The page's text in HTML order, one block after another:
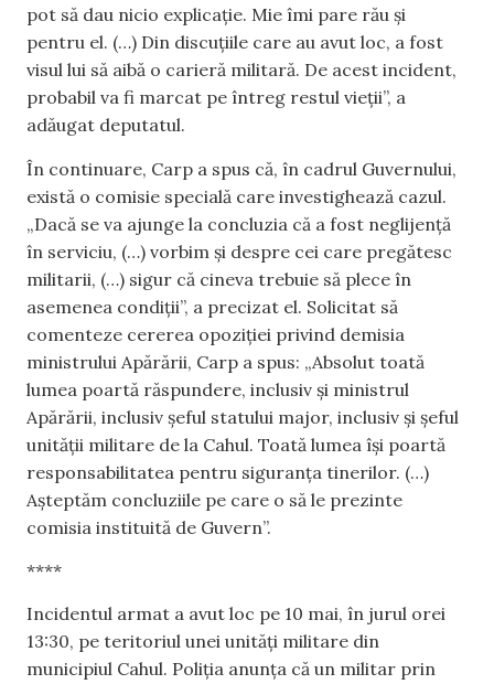
pot să dau nicio explicație. Mie îmi pare rău și
pentru el. (…) Din discuțiile care au avut loc, a fost
visul lui să aibă o carieră militară. De acest incident,
probabil va fi marcat pe întreg restul vieții”, a
adăugat deputatul.
În continuare, Carp a spus că, în cadrul Guvernului,
există o comisie specială care investighează cazul.
„Dacă se va ajunge la concluzia că a fost neglijență
în serviciu, (…) vorbim și despre cei care pregătesc
militarii, (…) sigur că cineva trebuie să plece în
asemenea condiții”, a precizat el. Solicitat să
comenteze cererea opoziției privind demisia
ministrului Apărării, Carp a spus: „Absolut toată
lumea poartă răspundere, inclusiv și ministrul
Apărării, inclusiv șeful statului major, inclusiv și șeful
unității militare de la Cahul. Toată lumea își poartă
responsabilitatea pentru siguranța tinerilor. (…)
Așteptăm concluziile pe care o să le prezinte
comisia instituită de Guvern”.
****
Incidentul armat a avut loc pe 10 mai, în jurul orei
13:30, pe teritoriul unei unități militare din
municipiul Cahul. Poliția anunța că un militar prin